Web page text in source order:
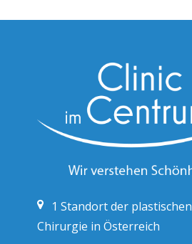
1 Standort der plastischen
Chirurgie in Österreich